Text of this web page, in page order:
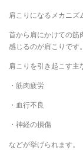
肩こりになるメカニズ
首から肩にかけての筋
感じるのが肩こりです。
肩こりを引き起こす主
・筋肉疲労
・血行不良
・神経の損傷
などが挙げられます。